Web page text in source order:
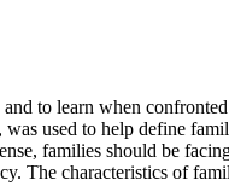
to learn when
used to help define
families should be
The characteristics of